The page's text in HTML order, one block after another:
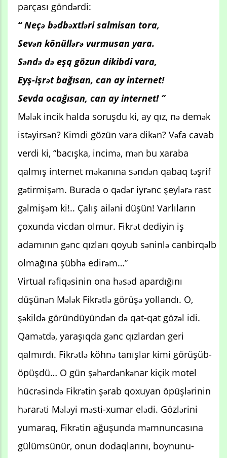
parçası göndərdi:
“ Neçə bədbəxtləri salmisan tora,
Sevən könüllərə vurmusan yara.
Səndə də eşq gözun dikibdi vara,
Eyş-işrət bağısan, can ay internet!
Sevda ocağısan, can ay internet! “
Mələk incik halda soruşdu ki, ay qız, nə demək
istəyirsən? Kimdi gözün vara dikən? Vəfa cavab
verdi ki, “bacışka, incimə, mən bu xaraba
qalmış internet məkanına səndən qabaq təşrif
gətirmişəm. Burada o qədər iyrənc şeylərə rast
gəlmişəm ki!.. Çalış ailəni düşün! Varlıların
çoxunda vicdan olmur. Fikrət dediyin iş
adamının gənc qızları qoyub səninlə canbirqəlb
olmağına şübhə edirəm…”
Virtual rəfiqəsinin ona həsəd apardığını
düşünən Mələk Fikrətlə görüşə yollandı. O,
şəkildə göründüyündən də qat-qat gözəl idi.
Qamətdə, yaraşıqda gənc qızlardan geri
qalmırdı. Fikrətlə köhnə tanışlar kimi görüşüb-
öpüşdü… O gün şəhərdənkənar kiçik motel
hücrəsində Fikrətin şərab qoxuyan öpüşlərinin
hərarəti Mələyi məsti-xumar elədi. Gözlərini
yumaraq, Fikrətin ağuşunda məmnuncasına
gülümsünür, onun dodaqlarını, boynunu-